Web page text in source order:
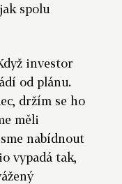
spolu
investor
od plánu.
držím se ho
měli
nabídnout
vypadá tak,